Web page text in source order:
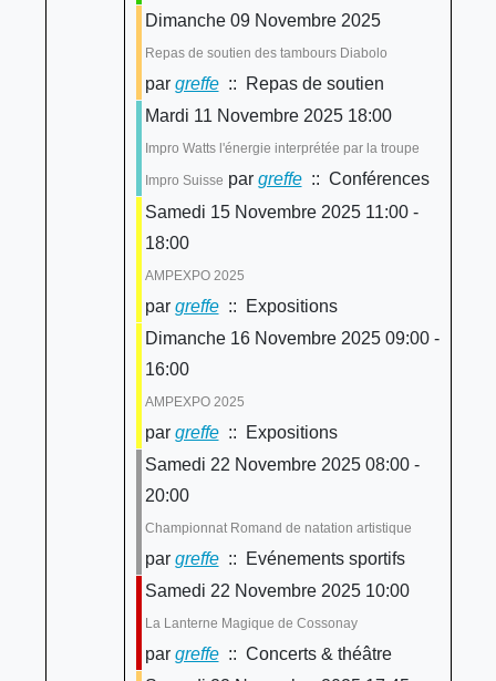
Dimanche 09 Novembre 2025
Repas de soutien des tambours Diabolo
par greffe:: Repas de soutien
Mardi 11 Novembre 2025 18:00
Impro Watts l'énergie interprétée par la troupe
Impro Suisse par greffe:: Conférences
Samedi 15 Novembre 2025 11:00 -
18:00
AMPEXPO 2025
par greffe:: Expositions
Dimanche 16 Novembre 2025 09:00 -
16:00
AMPEXPO 2025
par greffe:: Expositions
Samedi 22 Novembre 2025 08:00 -
20:00
Championnat Romand de natation artistique
par greffe:: Evénements sportifs
Samedi 22 Novembre 2025 10:00
La Lanterne Magique de Cossonay
par greffe:: Concerts & théâtre